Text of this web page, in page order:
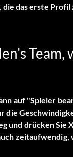
das erste
Team,
auf "Spieler
und drücken Sie